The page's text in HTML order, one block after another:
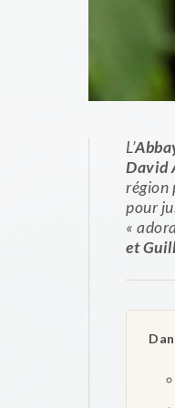
L’
David
région
pour
«
et